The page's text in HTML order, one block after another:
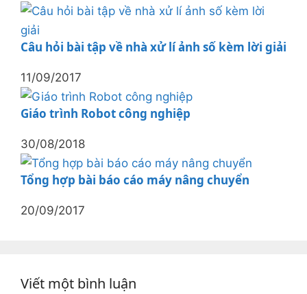
Câu hỏi bài tập về nhà xử lí ảnh số kèm lời giải
11/09/2017
Giáo trình Robot công nghiệp
30/08/2018
Tổng hợp bài báo cáo máy nâng chuyển
20/09/2017
Viết một bình luận